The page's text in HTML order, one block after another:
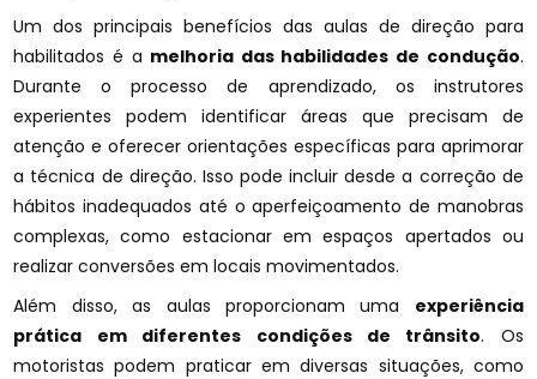
Um dos principais benefícios das aulas de direção para
habilitados é a melhoria das habilidades de condução.
Durante o processo de aprendizado, os instrutores
experientes podem identificar áreas que precisam de
atenção e oferecer orientações específicas para aprimorar
a técnica de direção. Isso pode incluir desde a correção de
hábitos inadequados até o aperfeiçoamento de manobras
complexas, como estacionar em espaços apertados ou
realizar conversões em locais movimentados.
Além disso, as aulas proporcionam uma experiência
prática em diferentes condições de trânsito. Os
motoristas podem praticar em diversas situações, como